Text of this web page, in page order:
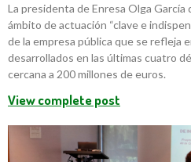
La presidenta de Enresa Olga
ámbito de actuación “clave e
de la empresa pública que se refleja
desarrollados en las últimas cuatro
cercana a 200 millones de euros.
View complete post